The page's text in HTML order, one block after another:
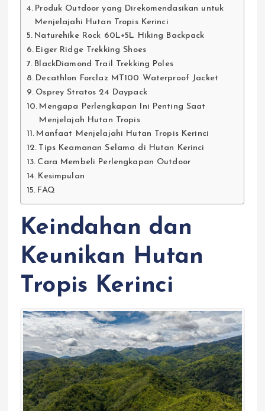
Produk Outdoor yang Direkomendasikan untuk
Menjelajahi Hutan Tropis Kerinci
Naturehike Rock 60L+5L Hiking Backpack
Eiger Ridge Trekking Shoes
BlackDiamond Trail Trekking Poles
Decathlon Forclaz MT100 Waterproof Jacket
Osprey Stratos 24 Daypack
Mengapa Perlengkapan Ini Penting Saat
Menjelajah Hutan Tropis
Manfaat Menjelajahi Hutan Tropis Kerinci
Tips Keamanan Selama di Hutan Kerinci
Cara Membeli Perlengkapan Outdoor
Kesimpulan
FAQ
Keindahan dan
Keunikan Hutan
Tropis Kerinci